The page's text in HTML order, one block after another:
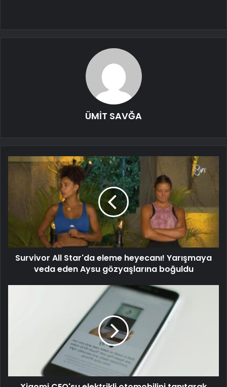
ÜMİT SAVĞA
Survivor All Star'da eleme heyecanı! Yarışmaya
veda eden Aysu gözyaşlarına boğuldu